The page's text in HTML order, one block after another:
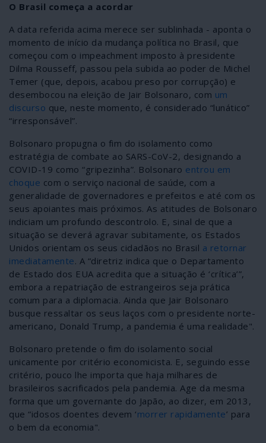
O Brasil começa a acordar
A data referida acima merece ser sublinhada - aponta o
momento de início da mudança política no Brasil, que
começou com o impeachment imposto à presidente
Dilma Rousseff, passou pela subida ao poder de Michel
Temer (que, depois, acabou preso por corrupção) e
desembocou na eleição de Jair Bolsonaro, com um
discurso que, neste momento, é considerado “lunático”
“irresponsável”.
Bolsonaro propugna o fim do isolamento como
estratégia de combate ao SARS-CoV-2, designando a
COVID-19 como “gripezinha”. Bolsonaro entrou em
choque com o serviço nacional de saúde, com a
generalidade de governadores e prefeitos e até com os
seus apoiantes mais próximos. As atitudes de Bolsonaro
indiciam um profundo descontrolo. E, sinal de que a
situação se deverá agravar subitamente, os Estados
Unidos orientam os seus cidadãos no Brasil a retornar
imediatamente. A “diretriz indica que o Departamento
de Estado dos EUA acredita que a situação é ‘crítica’”,
embora a repatriação de estrangeiros seja prática
comum para a diplomacia. Ainda que Jair Bolsonaro
busque ressaltar os seus laços com o presidente norte-
americano, Donald Trump, a pandemia é uma realidade".
Bolsonaro pretende o fim do isolamento social
unicamente por critério economicista. E, seguindo esse
critério, pouco lhe importa que haja milhares de
brasileiros sacrificados pela pandemia. Age da mesma
forma que um governante do Japão, ao dizer, em 2013,
que “idosos doentes devem ‘morrer rapidamente’ para
o bem da economia".